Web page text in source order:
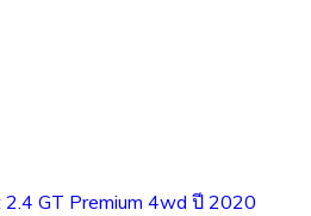
2.4 GT Premium 4wd ปี 2020